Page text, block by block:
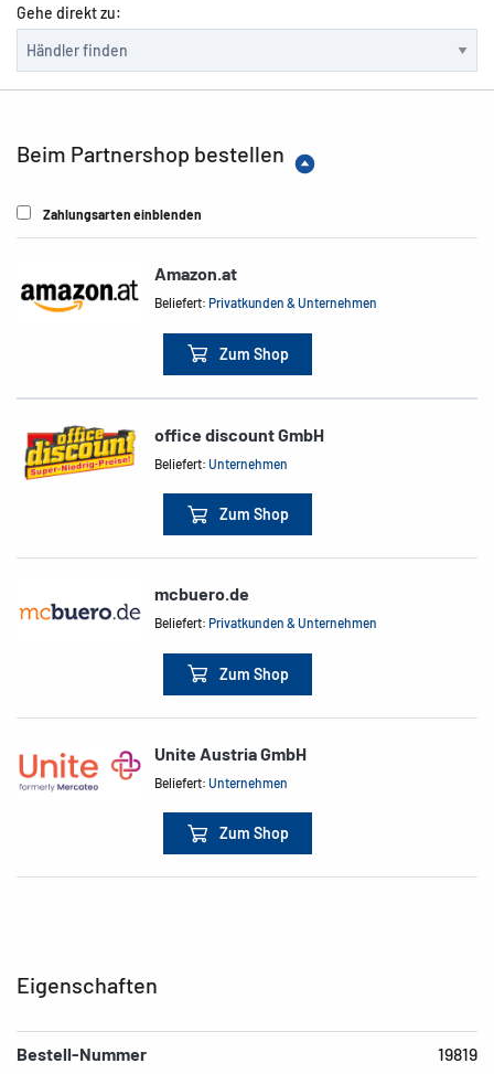
Gehe direkt zu:
Beim Partnershop bestellen
Zahlungsarten einblenden
Amazon.at
Beliefert:Privatkunden & Unternehmen
Zum Shop
office discount GmbH
Beliefert:Unternehmen
Zum Shop
mcbuero.de
Beliefert:Privatkunden & Unternehmen
Zum Shop
Unite Austria GmbH
Beliefert:Unternehmen
Zum Shop
Eigenschaften
Bestell-Nummer 19819